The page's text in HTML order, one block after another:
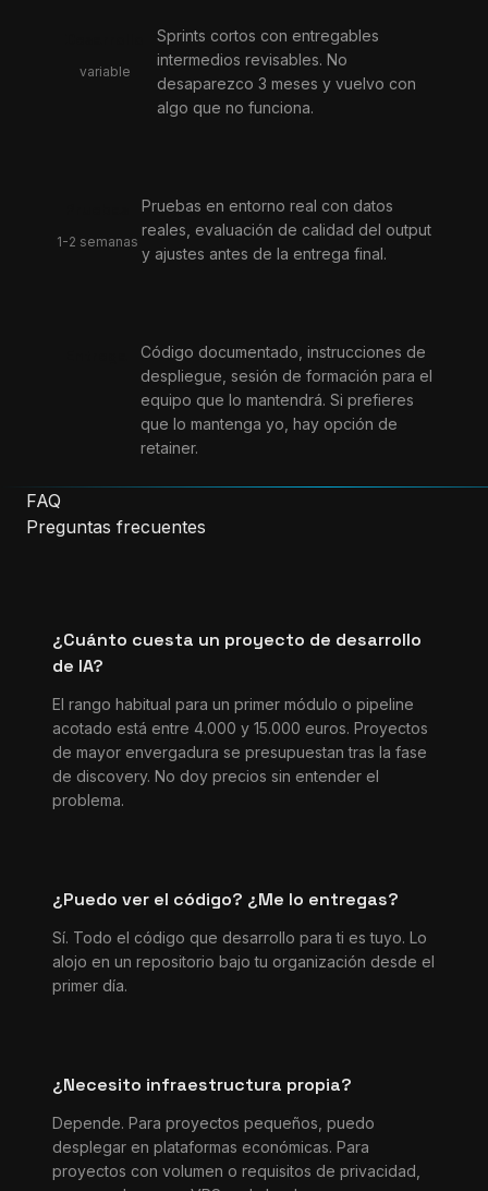
variable
Sprints cortos con entregables
intermedios revisables. No
desaparezco 3 meses y vuelvo con
algo que no funciona.
1-2 semanas
Pruebas en entorno real con datos
reales, evaluación de calidad del output
y ajustes antes de la entrega final.
Código documentado, instrucciones de
despliegue, sesión de formación para el
equipo que lo mantendrá. Si prefieres
que lo mantenga yo, hay opción de
retainer.
FAQ
Preguntas frecuentes
¿Cuánto cuesta un proyecto de desarrollo
de IA?
El rango habitual para un primer módulo o pipeline
acotado está entre 4.000 y 15.000 euros. Proyectos
de mayor envergadura se presupuestan tras la fase
de discovery. No doy precios sin entender el
problema.
¿Puedo ver el código? ¿Me lo entregas?
Sí. Todo el código que desarrollo para ti es tuyo. Lo
alojo en un repositorio bajo tu organización desde el
primer día.
¿Necesito infraestructura propia?
Depende. Para proyectos pequeños, puedo
desplegar en plataformas económicas. Para
proyectos con volumen o requisitos de privacidad,